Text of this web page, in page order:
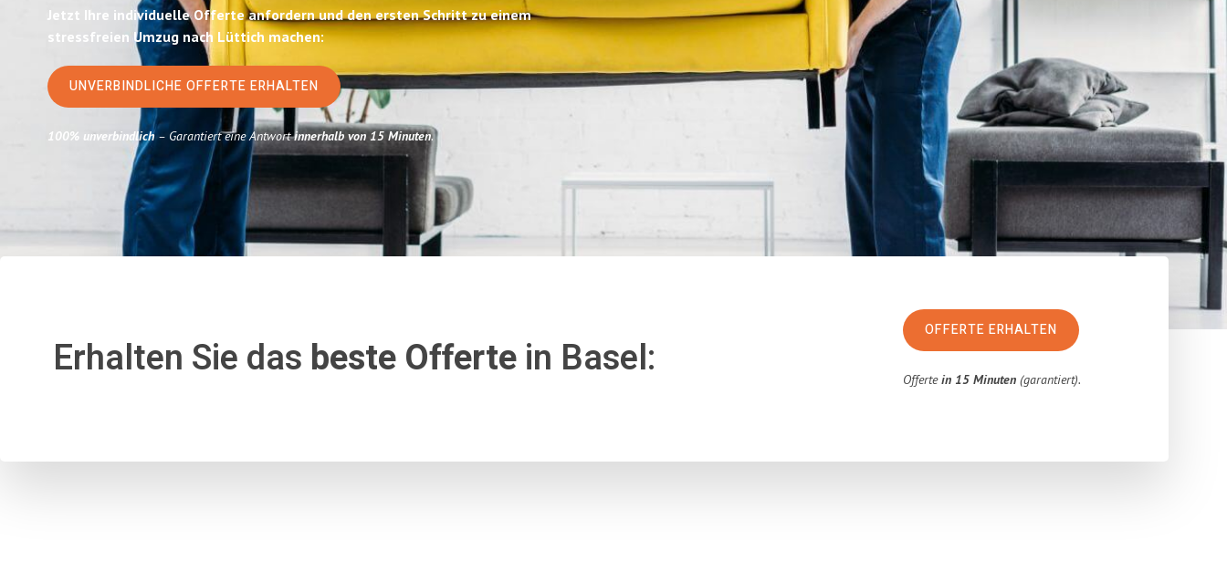
Jetzt Ihre individuelle Offerte anfordern und den ersten Schritt zu einem
stressfreien Umzug nach Lüttich machen:
UNVERBINDLICHE OFFERTE ERHALTEN
100% unverbindlich– Garantiert eine Antwortinnerhalb von 15 Minuten.
Erhalten Sie das beste Offertein Basel:
OFFERTE ERHALTEN
Offertein 15 Minuten (garantiert).